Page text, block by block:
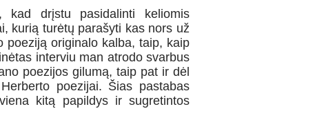
kad drįstu pasidalinti keliomis
kurią turėtų parašyti kas nors už
poeziją originalo kalba, taip, kaip
interviu man atrodo svarbus
poezijos gilumą, taip pat ir dėl
poezijai. Šias pastabas
kitą papildys ir sugretintos